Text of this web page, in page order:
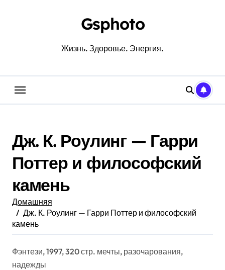
Gsphoto
Жизнь. Здоровье. Энергия.
Дж. К. Роулинг — Гарри
Поттер и философский
камень
Домашняя
Дж. К. Роулинг — Гарри Поттер и философский
камень
Фэнтези, 1997, 320 стр. мечты, разочарования,
надежды